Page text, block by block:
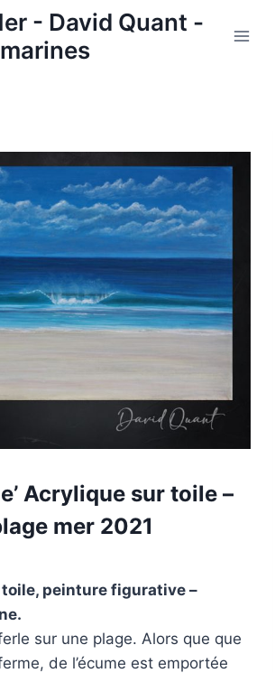
- David Quant -
Acrylique sur toile –
mer 2021
peinture figurative –
sur une plage. Alors que que
de l’écume est emportée